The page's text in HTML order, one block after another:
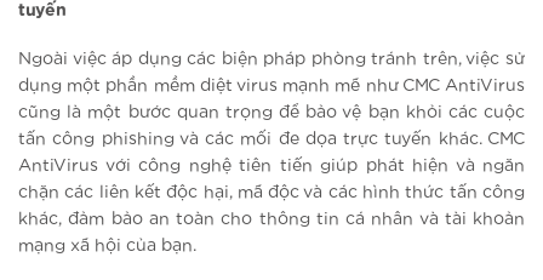
tuyến
Ngoài việc áp dụng các biện pháp phòng tránh trên, việc sử
dụng một phần mềm diệt virus mạnh mẽ như CMC AntiVirus
cũng là một bước quan trọng để bảo vệ bạn khỏi các cuộc
tấn công phishing và các mối đe dọa trực tuyến khác. CMC
AntiVirus với công nghệ tiên tiến giúp phát hiện và ngăn
chặn các liên kết độc hại, mã độc và các hình thức tấn công
khác, đảm bảo an toàn cho thông tin cá nhân và tài khoản
mạng xã hội của bạn.